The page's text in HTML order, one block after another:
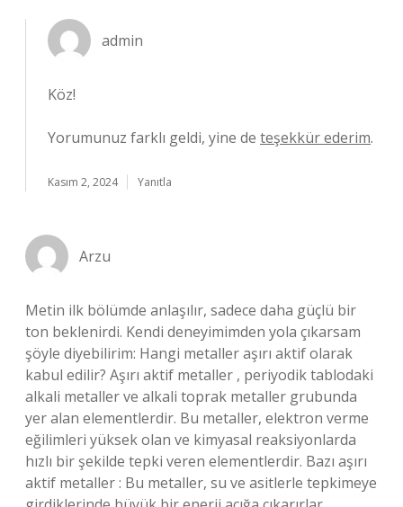
admin
Köz!
Yorumunuz farklı geldi, yine de teşekkür ederim.
Kasım 2, 2024 Yanıtla
Arzu
Metin ilk bölümde anlaşılır, sadece daha güçlü bir
ton beklenirdi. Kendi deneyimimden yola çıkarsam
şöyle diyebilirim: Hangi metaller aşırı aktif olarak
kabul edilir? Aşırı aktif metaller , periyodik tablodaki
alkali metaller ve alkali toprak metaller grubunda
yer alan elementlerdir. Bu metaller, elektron verme
eğilimleri yüksek olan ve kimyasal reaksiyonlarda
hızlı bir şekilde tepki veren elementlerdir. Bazı aşırı
aktif metaller : Bu metaller, su ve asitlerle tepkimeye